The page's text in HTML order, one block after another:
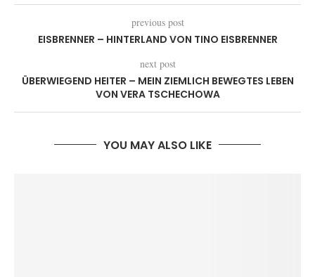
previous post
EISBRENNER – HINTERLAND VON TINO EISBRENNER
next post
ÜBERWIEGEND HEITER – MEIN ZIEMLICH BEWEGTES LEBEN
VON VERA TSCHECHOWA
YOU MAY ALSO LIKE